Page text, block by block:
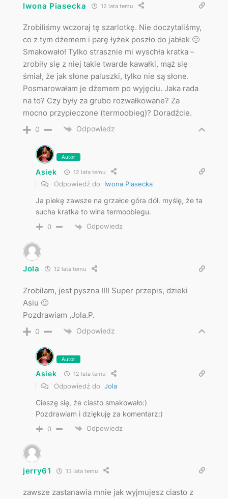
Iwona Piasecka 12 lata temu
Zrobiliśmy wczoraj tę szarlotkę. Nie doczytaliśmy,
co z tym dżemem i parę łyżek poszło do jabłek 🙂
Smakowało! Tylko strasznie mi wyschła kratka –
zrobiły się z niej takie twarde kawałki, mąż się
śmiał, że jak słone paluszki, tylko nie są słone.
Posmarowałam je dżemem po wyjęciu. Jaka rada
na to? Czy były za grubo rozwałkowane? Za
mocno przypieczone (termoobieg)? Doradźcie.
0 Odpowiedz
Autor
Asiek 12 lata temu
Odpowiedź do Iwona Piasecka
Ja piekę zawsze na grzałce góra dół. myślę, że ta
sucha kratka to wina termoobiegu.
0 Odpowiedz
Jola 12 lata temu
Zrobilam, jest pyszna !!!! Super przepis, dzieki
Asiu 🙂
Pozdrawiam ,Jola.P.
0 Odpowiedz
Autor
Asiek 12 lata temu
Odpowiedź do Jola
Cieszę się, że ciasto smakowało:)
Pozdrawiam i dziękuję za komentarz:)
0 Odpowiedz
jerry61 13 lata temu
zawsze zastanawia mnie jak wyjmujesz ciasto z